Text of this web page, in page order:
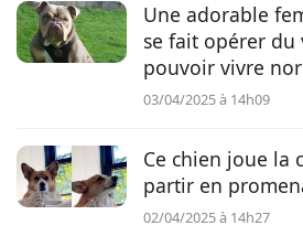
Une adorable
se fait opérer du
pouvoir vivre
03/04/2025 à 14h09
Ce chien joue la
partir en
02/04/2025 à 14h27